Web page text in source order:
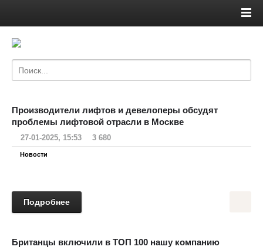
Производители лифтов и девелоперы обсудят
проблемы лифтовой отрасли в Москве
27-01-2025, 15:53 3 680
Новости
Подробнее
Британцы включили в ТОП 100 нашу компанию